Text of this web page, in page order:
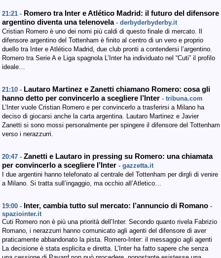
21:21 - Romero tra Inter e Atlético Madrid: il futuro del difensore
argentino diventa una telenovela - derbyderbyderby.it
Cristian Romero è uno dei nomi più caldi di questo finale di mercato. Il
difensore argentino del Tottenham è finito al centro di un vero e proprio
duello tra Inter e Atlético Madrid, due club pronti a contendersi l’argentino.
Romero tra Serie A e Liga spagnola L’Inter ha individuato nel “Cuti” il profilo
ideale…
21:10 - Lautaro Martinez e Zanetti chiamano Romero: cosa gli
hanno detto per convincerlo a scegliere l’Inter - tribuna.com
L’Inter vuole Cristian Romero e per convincerlo a trasferirsi a Milano ha
deciso di giocarsi anche la carta argentina. Lautaro Martinez e Javier
Zanetti si sono mossi personalmente per spingere il difensore del Tottenham
verso i nerazzurri.
20:47 - Zanetti e Lautaro in pressing su Romero: una chiamata
per convincerlo a scegliere l’Inter - gazzetta.it
I due argentini hanno telefonato al centrale del Tottenham per dirgli di venire
a Milano. Si tratta sull’ingaggio, ma occhio all’Atletico…
19:00 - Inter, cambia tutto sul mercato: l’annuncio di Romano -
spaziointer.it
Cuti Romero non è più una priorità dell’Inter. Secondo quanto rivela Fabrizio
Romano, i nerazzurri hanno comunicato agli agenti del difensore di aver
praticamente abbandonato la pista. Romero-Inter: il messaggio agli agenti
La decisione è stata esplicita e diretta. L’Inter ha fatto sapere che senza